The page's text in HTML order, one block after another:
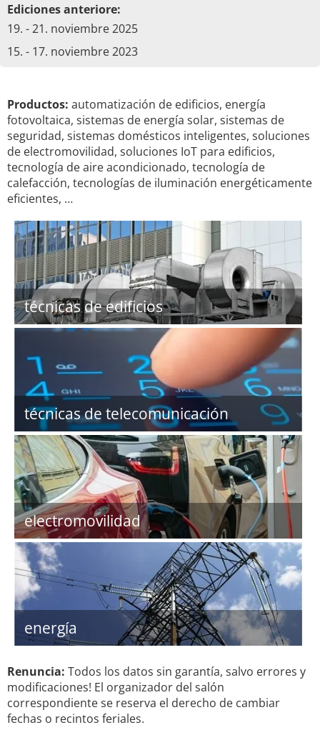
Ediciones anteriore:
19. - 21. noviembre 2025
15. - 17. noviembre 2023
Productos: automatización de edificios, energía
fotovoltaica, sistemas de energía solar, sistemas de
seguridad, sistemas domésticos inteligentes, soluciones
de electromovilidad, soluciones IoT para edificios,
tecnología de aire acondicionado, tecnología de
calefacción, tecnologías de iluminación energéticamente
eficientes, …
técnicas de edificios
técnicas de telecomunicación
electromovilidad
energía
Renuncia: Todos los datos sin garantía, salvo errores y
modificaciones! El organizador del salón
correspondiente se reserva el derecho de cambiar
fechas o recintos feriales.